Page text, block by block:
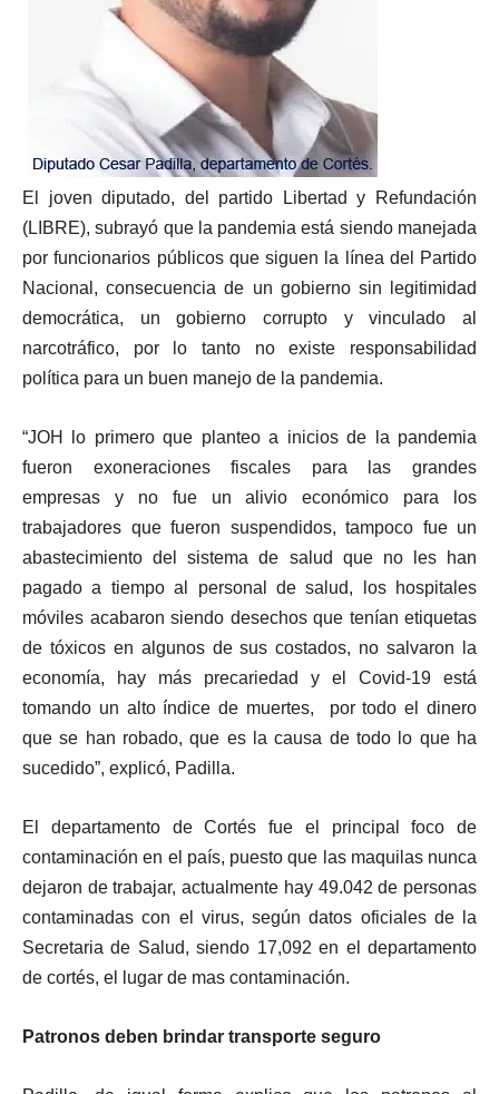
El joven diputado, del partido Libertad y Refundación
(LIBRE), subrayó que la pandemia está siendo manejada
por funcionarios públicos que siguen la línea del Partido
Nacional, consecuencia de un gobierno sin legitimidad
democrática, un gobierno corrupto y vinculado al
narcotráfico, por lo tanto no existe responsabilidad
política para un buen manejo de la pandemia.
“JOH lo primero que planteo a inicios de la pandemia
fueron exoneraciones fiscales para las grandes
empresas y no fue un alivio económico para los
trabajadores que fueron suspendidos, tampoco fue un
abastecimiento del sistema de salud que no les han
pagado a tiempo al personal de salud, los hospitales
móviles acabaron siendo desechos que tenían etiquetas
de tóxicos en algunos de sus costados, no salvaron la
economía, hay más precariedad y el Covid-19 está
tomando un alto índice de muertes, por todo el dinero
que se han robado, que es la causa de todo lo que ha
sucedido”, explicó, Padilla.
El departamento de Cortés fue el principal foco de
contaminación en el país, puesto que las maquilas nunca
dejaron de trabajar, actualmente hay 49.042 de personas
contaminadas con el virus, según datos oficiales de la
Secretaria de Salud, siendo 17,092 en el departamento
de cortés, el lugar de mas contaminación.
Patronos deben brindar transporte seguro